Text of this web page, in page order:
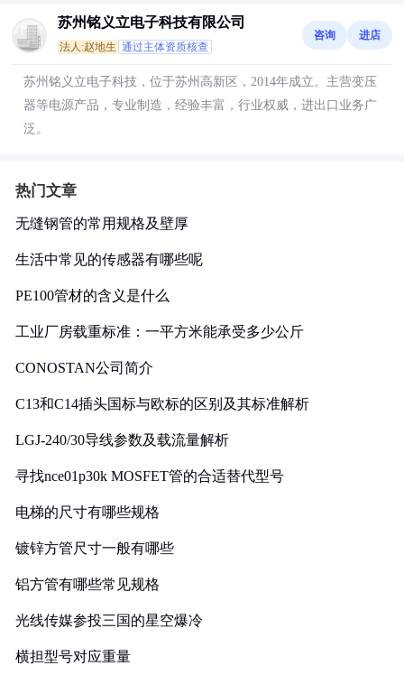
苏州铭义立电子科技有限公司
法人:赵地生 通过主体资质核查
咨询 进店
苏州铭义立电子科技，位于苏州高新区，2014年成立。主营变压
器等电源产品，专业制造，经验丰富，行业权威，进出口业务广
泛。
热门文章
无缝钢管的常用规格及壁厚
生活中常见的传感器有哪些呢
PE100管材的含义是什么
工业厂房载重标准：一平方米能承受多少公斤
CONOSTAN公司简介
C13和C14插头国标与欧标的区别及其标准解析
LGJ-240/30导线参数及载流量解析
寻找nce01p30k MOSFET管的合适替代型号
电梯的尺寸有哪些规格
镀锌方管尺寸一般有哪些
铝方管有哪些常见规格
光线传媒参投三国的星空爆冷
横担型号对应重量